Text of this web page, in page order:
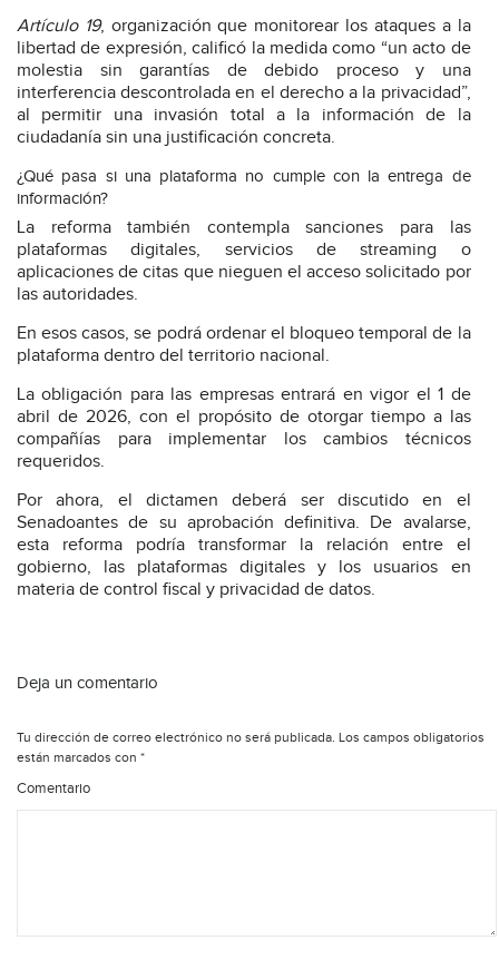
Artículo 19, organización que monitorear los ataques a la
libertad de expresión, calificó la medida como “un acto de
molestia sin garantías de debido proceso y una
interferencia descontrolada en el derecho a la privacidad”,
al permitir una invasión total a la información de la
ciudadanía sin una justificación concreta.
¿Qué pasa si una plataforma no cumple con la entrega de
información?
La reforma también contempla sanciones para las
plataformas digitales, servicios de streaming o
aplicaciones de citas que nieguen el acceso solicitado por
las autoridades.
En esos casos, se podrá ordenar el bloqueo temporal de la
plataforma dentro del territorio nacional.
La obligación para las empresas entrará en vigor el 1 de
abril de 2026, con el propósito de otorgar tiempo a las
compañías para implementar los cambios técnicos
requeridos.
Por ahora, el dictamen deberá ser discutido en el
Senadoantes de su aprobación definitiva. De avalarse,
esta reforma podría transformar la relación entre el
gobierno, las plataformas digitales y los usuarios en
materia de control fiscal y privacidad de datos.
Deja un comentario
Tu dirección de correo electrónico no será publicada. Los campos obligatorios
están marcados con *
Comentario